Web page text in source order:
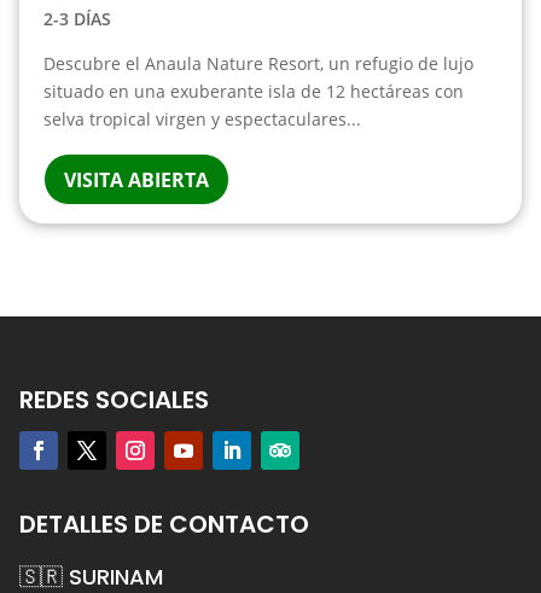
2-3 DÍAS
Descubre el Anaula Nature Resort, un refugio de lujo
situado en una exuberante isla de 12 hectáreas con
selva tropical virgen y espectaculares...
VISITA ABIERTA
REDES SOCIALES
DETALLES DE CONTACTO
🇸🇷 SURINAM